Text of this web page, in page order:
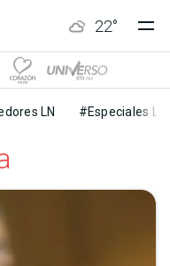
22°
LN #Especiales LN